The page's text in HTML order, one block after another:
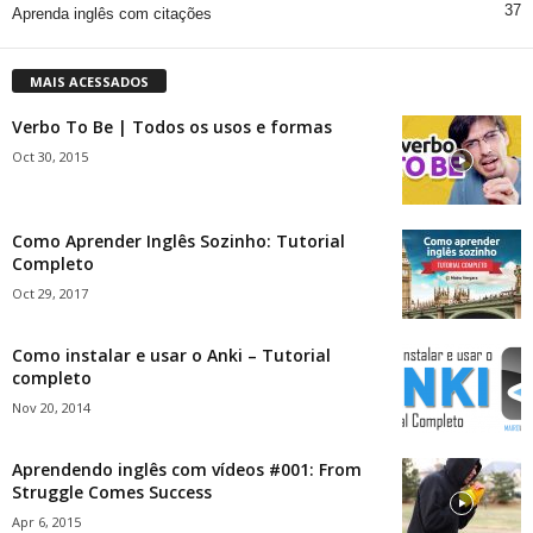
Aprenda inglês com citações 37
MAIS ACESSADOS
Verbo To Be | Todos os usos e formas
Oct 30, 2015
Como Aprender Inglês Sozinho: Tutorial
Completo
Oct 29, 2017
Como instalar e usar o Anki – Tutorial
completo
Nov 20, 2014
Aprendendo inglês com vídeos #001: From
Struggle Comes Success
Apr 6, 2015